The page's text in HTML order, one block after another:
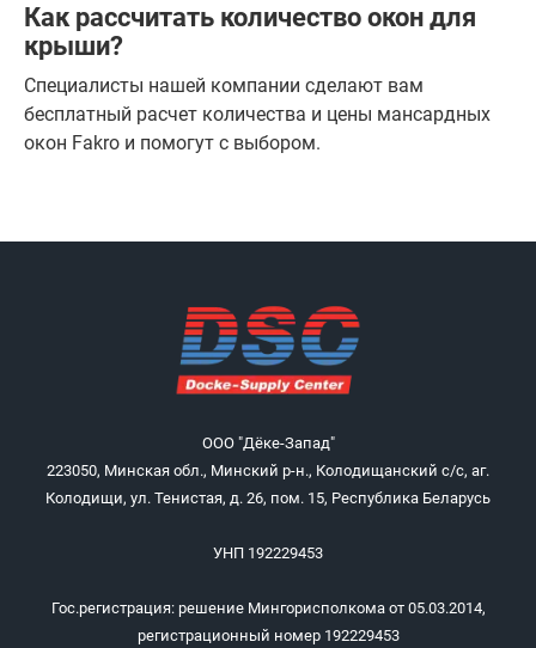
Как рассчитать количество окон для
крыши?
Специалисты нашей компании сделают вам
бесплатный расчет количества и цены мансардных
окон Fakro и помогут с выбором.
ООО "Дёке-Запад"
223050, Минская обл., Минский р-н., Колодищанский с/с, аг.
Колодищи, ул. Тенистая, д. 26, пом. 15, Республика Беларусь
УНП 192229453
Гос.регистрация: решение Мингорисполкома от 05.03.2014,
регистрационный номер 192229453